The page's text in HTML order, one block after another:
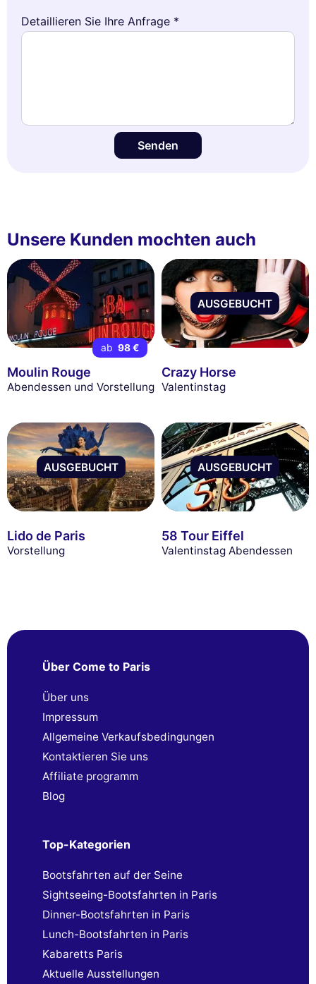
Detaillieren Sie Ihre Anfrage *
Senden
Unsere Kunden mochten auch
ab 98 €
Moulin Rouge
Abendessen und Vorstellung
AUSGEBUCHT
Crazy Horse
Valentinstag
AUSGEBUCHT
Lido de Paris
Vorstellung
AUSGEBUCHT
58 Tour Eiffel
Valentinstag Abendessen
Über Come to Paris
Über uns
Impressum
Allgemeine Verkaufsbedingungen
Kontaktieren Sie uns
Affiliate programm
Blog
Top-Kategorien
Bootsfahrten auf der Seine
Sightseeing-Bootsfahrten in Paris
Dinner-Bootsfahrten in Paris
Lunch-Bootsfahrten in Paris
Kabaretts Paris
Aktuelle Ausstellungen